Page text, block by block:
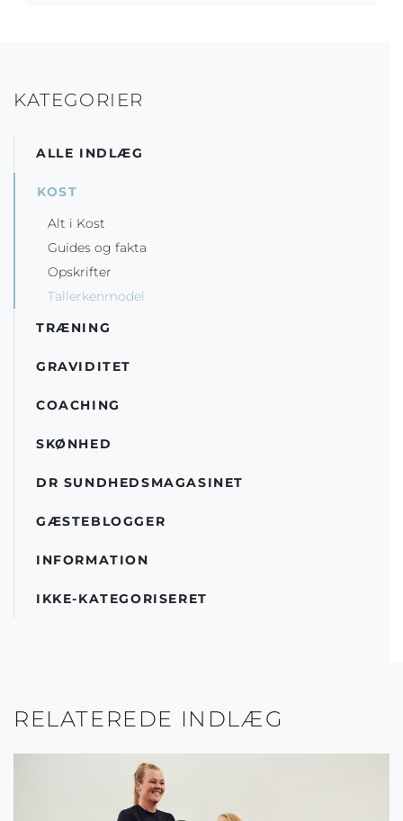
KATEGORIER
ALLE INDLÆG
KOST
Alt i Kost
Guides og fakta
Opskrifter
Tallerkenmodel
TRÆNING
GRAVIDITET
COACHING
SKØNHED
DR SUNDHEDSMAGASINET
GÆSTEBLOGGER
INFORMATION
IKKE-KATEGORISERET
RELATEREDE INDLÆG